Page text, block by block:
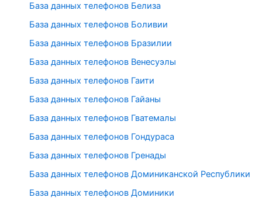
База данных телефонов Белиза
База данных телефонов Боливии
База данных телефонов Бразилии
База данных телефонов Венесуэлы
База данных телефонов Гаити
База данных телефонов Гайаны
База данных телефонов Гватемалы
База данных телефонов Гондураса
База данных телефонов Гренады
База данных телефонов Доминиканской Республики
База данных телефонов Доминики